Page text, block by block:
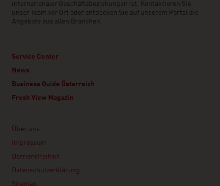
internationaler Geschäftsbeziehungen ist. Kontaktieren Sie
unser Team vor Ort oder entdecken Sie auf unserem Portal die
Angebote aus allen Branchen.
Service Center
News
Business Guide Österreich
Fresh View Magazin
Über uns
Impressum
Barrierefreiheit
Datenschutzerklärung
Sitemap